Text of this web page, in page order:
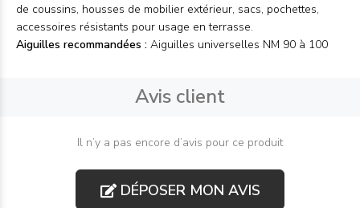
de coussins, housses de mobilier extérieur, sacs, pochettes,
accessoires résistants pour usage en terrasse.
Aiguilles recommandées : Aiguilles universelles NM 90 à 100
Avis client
Il n’y a pas encore d’avis pour ce produit
DÉPOSER MON AVIS